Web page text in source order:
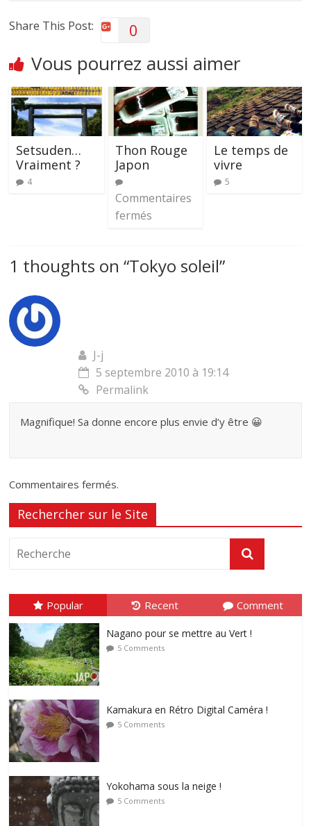
Share This Post: 0
Vous pourrez aussi aimer
Setsuden…
Vraiment ?
4
Thon Rouge
Japon
Commentaires
fermés
Le temps de
vivre
5
1 thoughts on “Tokyo soleil”
J-j
5 septembre 2010 à 19:14
Permalink
Magnifique! Sa donne encore plus envie d’y être 😀
Commentaires fermés.
Rechercher sur le Site
Popular Recent Comment
Nagano pour se mettre au Vert !
5 Comments
Kamakura en Rétro Digital Caméra !
5 Comments
Yokohama sous la neige !
5 Comments